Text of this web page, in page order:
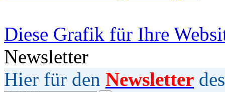
Diese Grafik für Ihre
Newsletter
Hier für den Newsletter